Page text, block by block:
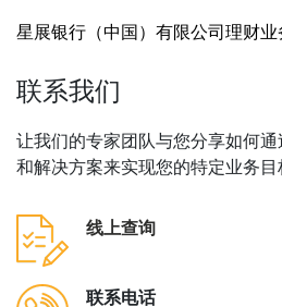
星展银行（中国）有限公司理财
联系我们
让我们的专家团队与您分享如何
和解决方案来实现您的特定业务目
线上查询
联系电话